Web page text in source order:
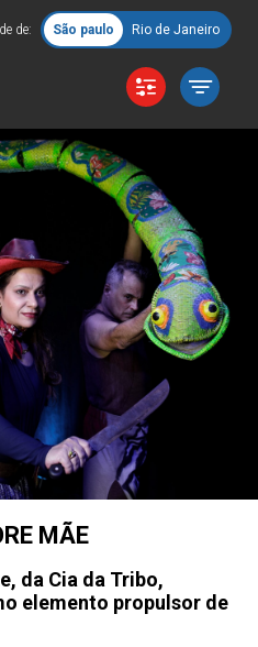
de: São paulo Rio de Janeiro
MÃE
da Cia da Tribo,
elemento propulsor de